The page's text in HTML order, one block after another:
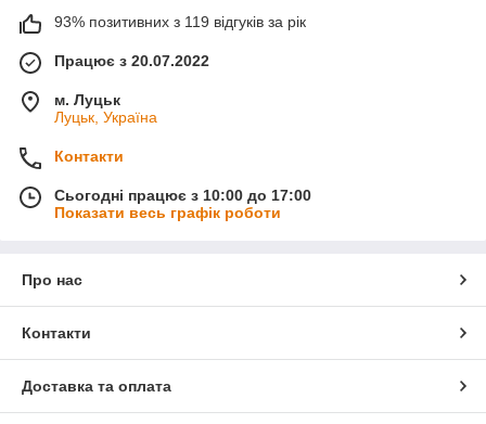
93% позитивних з 119 відгуків за рік
Працює з 20.07.2022
м. Луцьк
Луцьк, Україна
Контакти
Сьогодні працює з 10:00 до 17:00
Показати весь графік роботи
Про нас
Контакти
Доставка та оплата